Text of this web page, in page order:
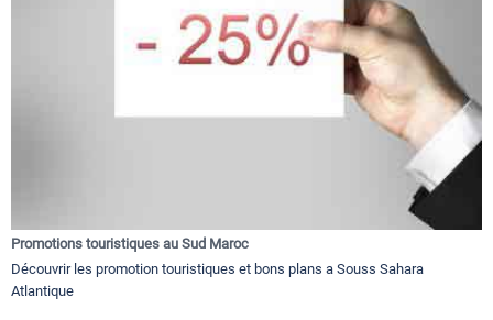
Promotions touristiques au Sud Maroc
Découvrir les promotion touristiques et bons plans a Souss Sahara
Atlantique